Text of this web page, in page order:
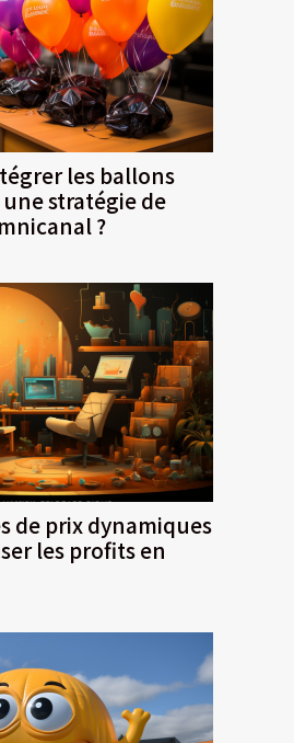
les ballons
stratégie de
?
de prix dynamiques
les profits en